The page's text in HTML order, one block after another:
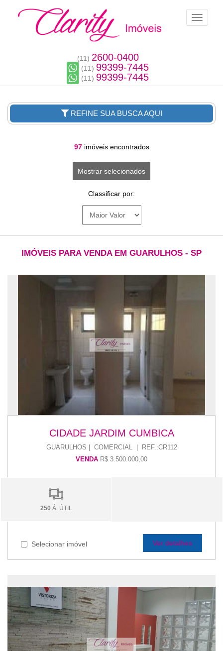
Toggle
(11) 2600-0400
(11) 99399-7445
(11) 99399-7445
REFINE SUA BUSCA AQUI
97imóveis encontrados
Mostrar selecionados
Classificar por:
IMÓVEIS PARA VENDA EM GUARULHOS - SP
CIDADE JARDIM CUMBICA
GUARULHOS | COMERCIAL | REF.:CR112
VENDA R$ 3.500.000,00
250 Á. ÚTIL
Selecionar imóvel Ver detalhes